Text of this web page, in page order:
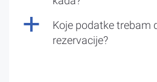
a
Koje podatke trebam
rezervacije?